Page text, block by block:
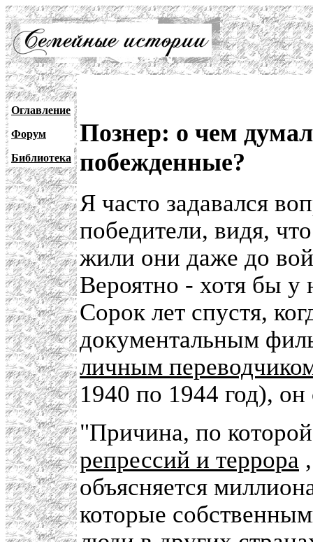
Оглавление
Форум
Библиотека
Познер: о чем
побежденные?
Я часто задавался
победители, видя,
жили они даже до
Вероятно - хотя бы у
Сорок лет спустя,
документальным
личным
1940 по 1944 год), он
"Причина, по
репрессий и террора
объясняется
которые